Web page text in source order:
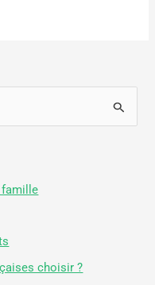
famille
choisir ?